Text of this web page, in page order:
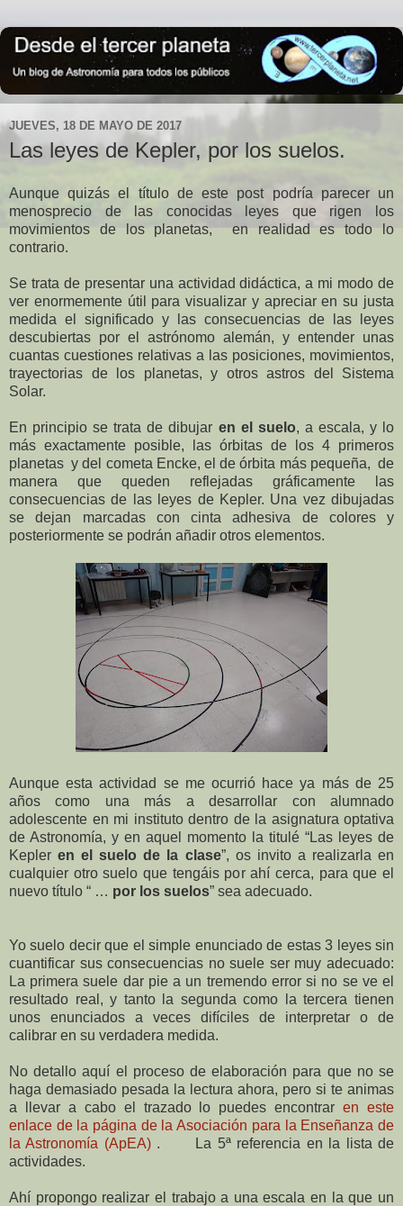
JUEVES, 18 DE MAYO DE 2017
Las leyes de Kepler, por los suelos.
Aunque quizás el título de este post podría parecer un
menosprecio de las conocidas leyes que rigen los
movimientos de los planetas, en realidad es todo lo
contrario.
Se trata de presentar una actividad didáctica, a mi modo de
ver enormemente útil para visualizar y apreciar en su justa
medida el significado y las consecuencias de las leyes
descubiertas por el astrónomo alemán, y entender unas
cuantas cuestiones relativas a las posiciones, movimientos,
trayectorias de los planetas, y otros astros del Sistema
Solar.
En principio se trata de dibujar en el suelo, a escala, y lo
más exactamente posible, las órbitas de los 4 primeros
planetas y del cometa Encke, el de órbita más pequeña, de
manera que queden reflejadas gráficamente las
consecuencias de las leyes de Kepler. Una vez dibujadas
se dejan marcadas con cinta adhesiva de colores y
posteriormente se podrán añadir otros elementos.
Aunque esta actividad se me ocurrió hace ya más de 25
años como una más a desarrollar con alumnado
adolescente en mi instituto dentro de la asignatura optativa
de Astronomía, y en aquel momento la titulé “Las leyes de
Kepleren el suelo de la clase”, os invito a realizarla en
cualquier otro suelo que tengáis por ahí cerca, para que el
nuevo título “ … por los suelos” sea adecuado.
Yo suelo decir que el simple enunciado de estas 3 leyes sin
cuantificar sus consecuencias no suele ser muy adecuado:
La primera suele dar pie a un tremendo error si no se ve el
resultado real, y tanto la segunda como la tercera tienen
unos enunciados a veces difíciles de interpretar o de
calibrar en su verdadera medida.
No detallo aquí el proceso de elaboración para que no se
haga demasiado pesada la lectura ahora, pero si te animas
a llevar a cabo el trazado lo puedes encontraren este
enlace de la página de la Asociación para la Enseñanza de
la Astronomía (ApEA). La 5ª referencia en la lista de
actividades.
Ahí propongo realizar el trabajo a una escala en la que un